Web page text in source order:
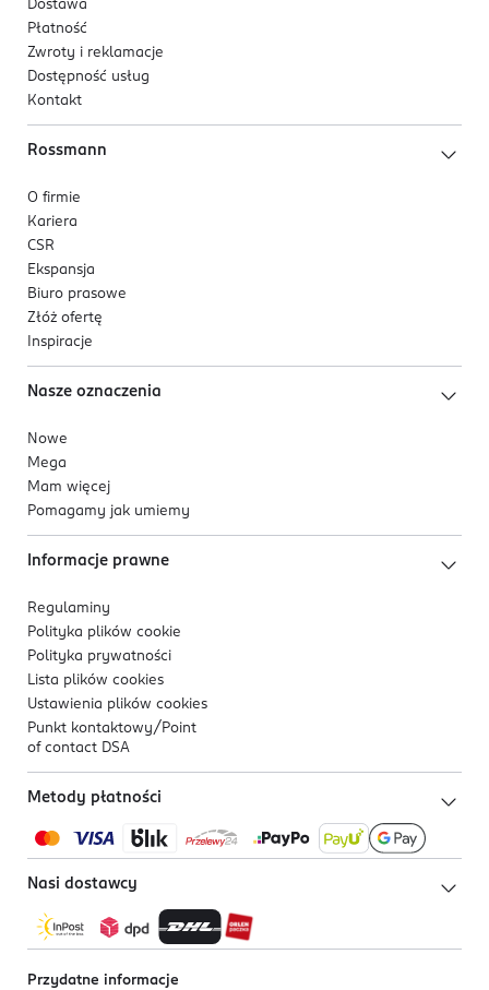
Dostawa
Płatność
Zwroty i reklamacje
Dostępność usług
Kontakt
Rossmann
O firmie
Kariera
CSR
Ekspansja
Biuro prasowe
Złóż ofertę
Inspiracje
Nasze oznaczenia
Nowe
Mega
Mam więcej
Pomagamy jak umiemy
Informacje prawne
Regulaminy
Polityka plików cookie
Polityka prywatności
Lista plików cookies
Ustawienia plików cookies
Punkt kontaktowy/ Point
of contact DSA
Metody płatności
Nasi dostawcy
Przydatne informacje